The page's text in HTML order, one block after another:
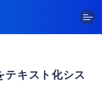
テキスト化シス